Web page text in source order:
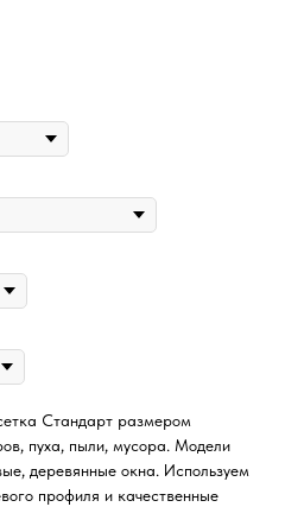
Стандарт размером
пуха, пыли, мусора. Модели
деревянные окна. Используем
профиля и качественные